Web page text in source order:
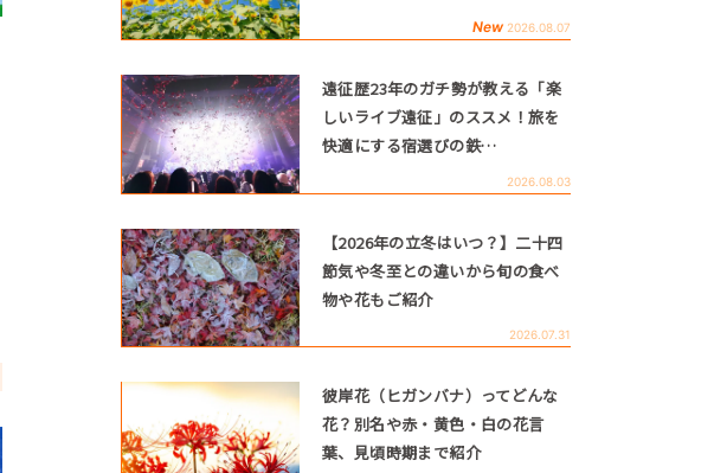
New 2026.08.07
遠征歴23年のガチ勢が教える「楽
しいライブ遠征」のススメ！旅を
快適にする宿選びの鉄…
2026.08.03
【2026年の立冬はいつ？】二十四
節気や冬至との違いから旬の食べ
物や花もご紹介
2026.07.31
彼岸花（ヒガンバナ）ってどんな
花？別名や赤・黄色・白の花言
葉、見頃時期まで紹介